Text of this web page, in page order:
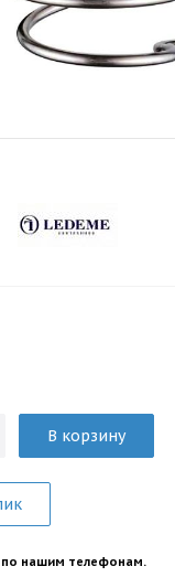
В корзину
по нашим телефонам.